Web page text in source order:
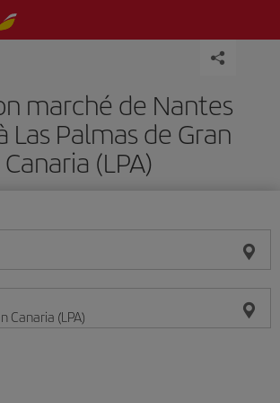
marché de Nantes
Las Palmas de Gran
Canaria (LPA)